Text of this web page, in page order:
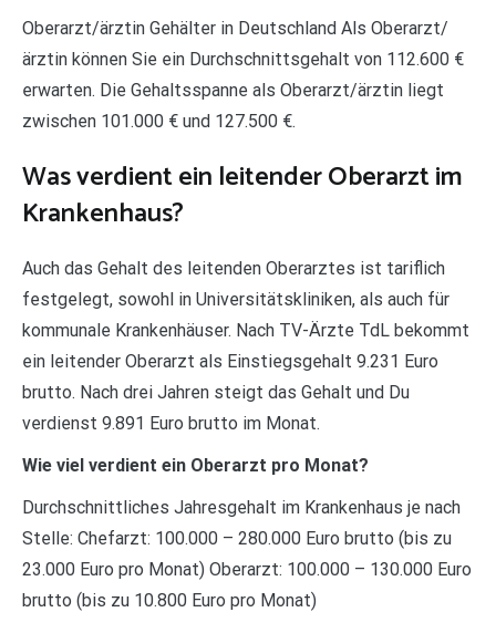
Oberarzt/ärztin Gehälter in Deutschland Als Oberarzt/
ärztin können Sie ein Durchschnittsgehalt von 112.600 €
erwarten. Die Gehaltsspanne als Oberarzt/ärztin liegt
zwischen 101.000 € und 127.500 €.
Was verdient ein leitender Oberarzt im
Krankenhaus?
Auch das Gehalt des leitenden Oberarztes ist tariflich
festgelegt, sowohl in Universitätskliniken, als auch für
kommunale Krankenhäuser. Nach TV-Ärzte TdL bekommt
ein leitender Oberarzt als Einstiegsgehalt 9.231 Euro
brutto. Nach drei Jahren steigt das Gehalt und Du
verdienst 9.891 Euro brutto im Monat.
Wie viel verdient ein Oberarzt pro Monat?
Durchschnittliches Jahresgehalt im Krankenhaus je nach
Stelle: Chefarzt: 100.000 – 280.000 Euro brutto (bis zu
23.000 Euro pro Monat) Oberarzt: 100.000 – 130.000 Euro
brutto (bis zu 10.800 Euro pro Monat)